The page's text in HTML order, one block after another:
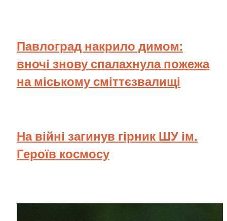
Павлоград накрило димом:
вночі знову спалахнула пожежа
на міському сміттєзвалищі
На війні загинув гірник ШУ ім.
Героїв космосу